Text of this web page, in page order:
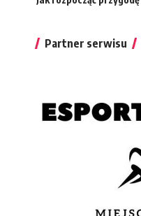
Partner serwisu